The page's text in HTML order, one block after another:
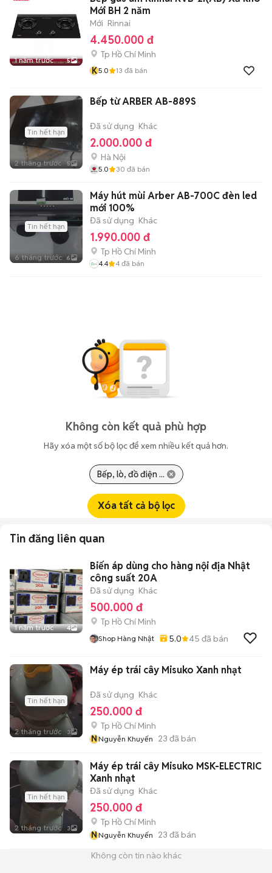
1 năm trước 5
Mới BH 2 năm
Mới Rinnai
4.450.000 đ
Tp Hồ Chí Minh
K5.0 13 đã bán
Tin hết hạn
2 tháng trước 5
Bếp từ ARBER AB-889S
Đã sử dụng Khác
2.000.000 đ
Hà Nội
5.0 30 đã bán
Tin hết hạn
6 tháng trước 6
Máy hút mùi Arber AB-700C đèn led
mới 100%
Đã sử dụng Khác
1.990.000 đ
Tp Hồ Chí Minh
4.4 4 đã bán
Không còn kết quả phù hợp
Hãy xóa một số bộ lọc để xem nhiều kết quả hơn.
Bếp, lò, đồ điện ...
Xóa tất cả bộ lọc
Tin đăng liên quan
1 năm trước 4
Biến áp dùng cho hàng nội địa Nhật
công suất 20A
Đã sử dụng Khác
500.000 đ
Tp Hồ Chí Minh
Shop Hàng Nhật 5.0 45 đã bán
Tin hết hạn
2 tháng trước 3
Máy ép trái cây Misuko Xanh nhạt
Đã sử dụng Khác
250.000 đ
Tp Hồ Chí Minh
NNguyễn Khuyến 23 đã bán
Tin hết hạn
2 tháng trước 3
Máy ép trái cây Misuko MSK-ELECTRIC
Xanh nhạt
Đã sử dụng Khác
250.000 đ
Tp Hồ Chí Minh
NNguyễn Khuyến 23 đã bán
Không còn tin nào khác